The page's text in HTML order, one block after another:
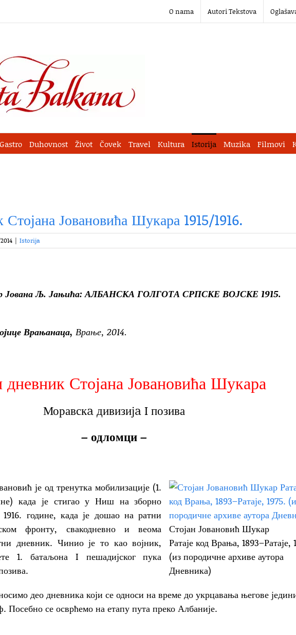
O nama Autori Tekstova
Gastro Duhovnost Život Čovek Travel Kultura Istorija Muzika Filmovi
Јовановића Шукара 1915/1916.
| Istorija
Јована Љ. Јањића: АЛБАНСКА ГОЛГОТА СРПСКЕ ВОЈСКЕ 1915.
Врањанаца, Врање, 2014.
дневник Стојана Јовановића Шукара
Моравскa дивизијa I позива
– одломци –
Стојан Јовановић Шукар
Ратаје код Врања, 1893–Ратаје,
(из породичне архиве аутора
Дневника)
је од тренутка мобилизације (1.
када је стигао у Ниш на зборно
године, када је дошао на ратни
фронту, свакодневно и веома
дневник. Чинио је то као војник,
1. батаљона I пешадијског пука
дневника који се односи на време до укрцавања његове
Посебно се осврћемо на етапу пута преко Албаније.